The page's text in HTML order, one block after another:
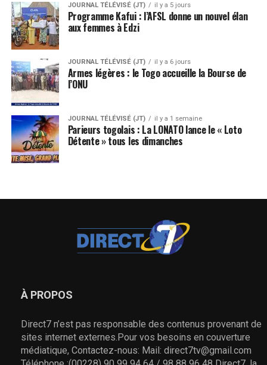
JOURNAL TÉLÉVISÉ (JT) il y a 5 jours
Programme Kafui : l’AFSL donne un nouvel élan
aux femmes à Edzi
JOURNAL TÉLÉVISÉ (JT) il y a 6 jours
Armes légères : le Togo accueille la Bourse de
l’ONU
JOURNAL TÉLÉVISÉ (JT) il y a 1 semaine
Parieurs togolais : La LONATO lance le « Loto
Détente » tous les dimanches
À PROPOS
Direct7 n’est pas responsable des contenus provenant de
sites internet externes.Pour vos besoins en couverture
médiatique, Contactez-nous: Mail: direct7tv@gmail.com